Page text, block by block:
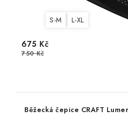
S-M L-XL
675 Kč
750 Kč
Běžecká čepice CRAFT